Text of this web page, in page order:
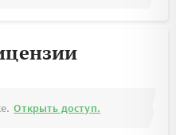
Открыть доступ.